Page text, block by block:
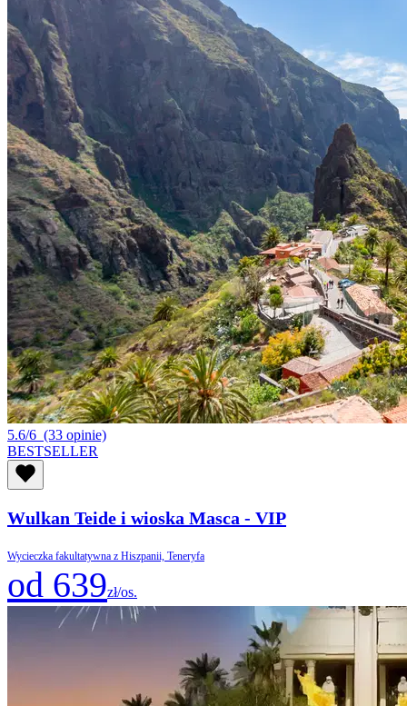
5.6/6 (33 opinie)
BESTSELLER
Wulkan Teide i wioska Masca - VIP
Wycieczka fakultatywna z Hiszpanii, Teneryfa
od 639zł/os.